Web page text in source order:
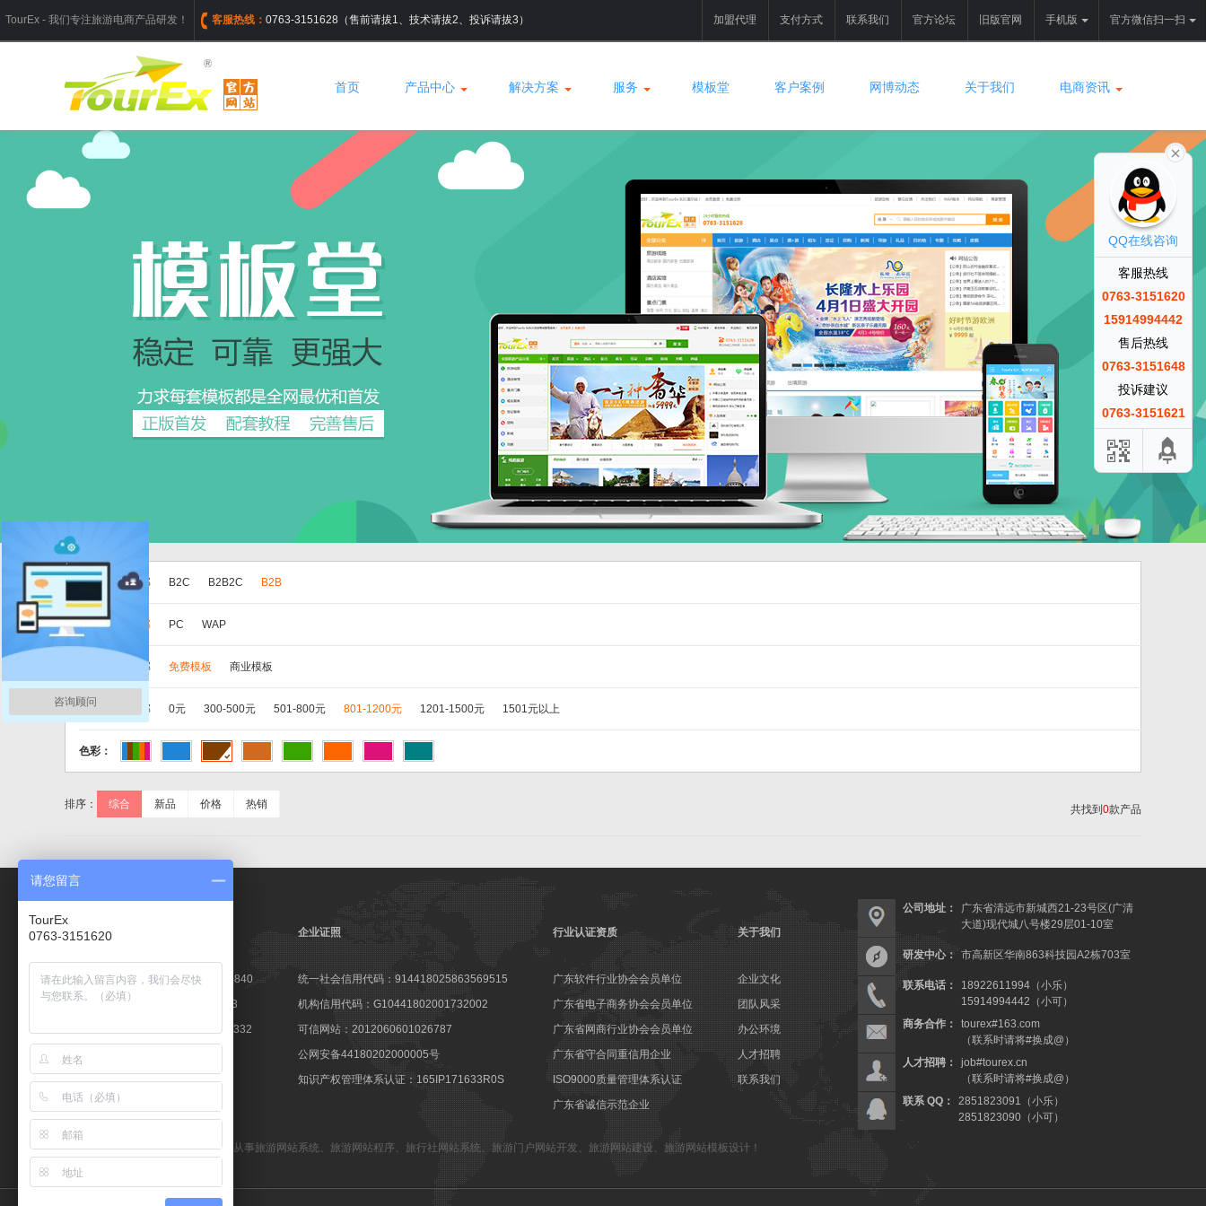
TourEx - 我们专注旅游电商产品研发！ 客服热线： 0763-3151628（售前请拔1、技术请拔2、投诉请拔3） 加盟代理 支付方式 联系我们 官方论坛 旧版官网 手机版 官方微信扫一扫
首页 产品中心 解决方案 服务 模板堂 客户案例 网博动态 关于我们 电商资讯
版本： 全部 B2C B2B2C B2B
分类： 全部 PC WAP
全部 免费模板 商业模板
价格： 全部 0元 300-500元 501-800元 801-1200元 1201-1500元 1501元以上
色彩：
排序： 综合 新品 价格 热销 共找到 0款产品
高新技术企业证书：GR201644003840
软件企业认定证书：粤R-2014-0163
软件产品登记证书：粤DGY-2014-0332
著登字：第0425251号
商标注册证：第10596237号
备案号：粤ICP备09057647号
企业证照
统一社会信用代码：914418025863569515
机构信用代码：G10441802001732002
可信网站：2012060601026787
公网安备44180202000005号
知识产权管理体系认证：165IP171633R0S
行业认证资质
广东软件行业协会会员单位
广东省电子商务协会会员单位
广东省网商行业协会会员单位
广东省守合同重信用企业
ISO9000质量管理体系认证
广东省诚信示范企业
关于我们
企业文化
团队风采
办公环境
人才招聘
联系我们
TourEx旅游网站管理系统—— 专业从事旅游网站系统 旅游网站程序 旅行社网站系统、 旅游门户网站开发 旅游网站建设 旅游网站模板设计 ！
公司地址：
广东省清远市新城西21-23号区(广清
大道)现代城八号楼29层01-10室
研发中心： 市高新区华南863科技园A2栋703室
联系电话：
18922611994（小乐）
15914994442（小可）
商务合作：
tourex#163.com
（联系时请将#换成@）
人才招聘：
job#tourex.cn
（联系时请将#换成@）
联系 QQ：
2851823091（小乐）
2851823090（小可）
QQ在线咨询
客服热线
0763-3151620
15914994442
售后热线
0763-3151648
投诉建议
0763-3151621
咨询顾问
请您留言
TourEx
0763-3151620